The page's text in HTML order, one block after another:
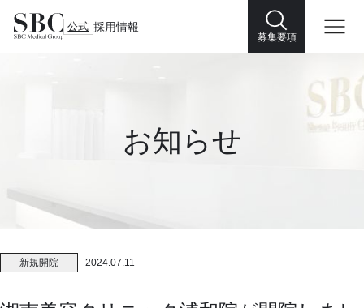
公式 採用情報
募集要項
お知らせ
新規開院 2024.07.11